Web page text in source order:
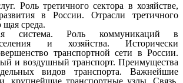
Роль третичного сектора в хозяйстве,
в России. Отрасли третичного
среда.
система. Роль коммуникаций в
и хозяйства. Исторически
транспортной сети в России.
и воздушный транспорт. Преимущества
видов транспорта. Важнейшие